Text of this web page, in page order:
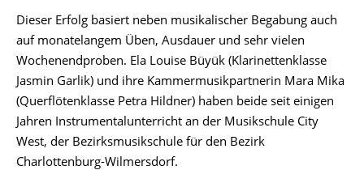
Dieser Erfolg basiert neben musikalischer Begabung auch
auf monatelangem Üben, Ausdauer und sehr vielen
Wochenendproben. Ela Louise Büyük (Klarinettenklasse
Jasmin Garlik) und ihre Kammermusikpartnerin Mara Mika
(Querflötenklasse Petra Hildner) haben beide seit einigen
Jahren Instrumentalunterricht an der Musikschule City
West, der Bezirksmusikschule für den Bezirk
Charlottenburg-Wilmersdorf.